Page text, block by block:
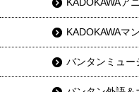
KADOKAWAマ
バンタンミュー